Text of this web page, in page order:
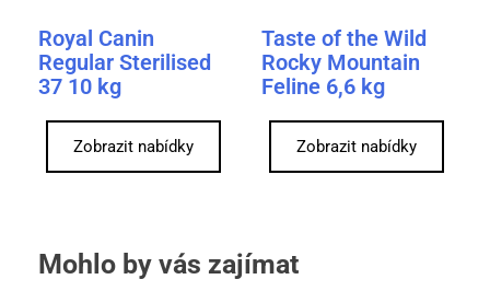
Royal Canin
Regular Sterilised
37 10 kg
Zobrazit nabídky
Taste of the Wild
Rocky Mountain
Feline 6,6 kg
Zobrazit nabídky
Mohlo by vás zajímat